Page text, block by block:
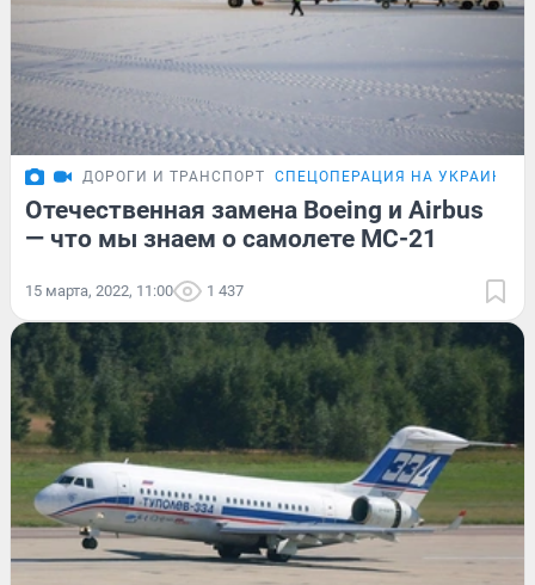
ДОРОГИ И ТРАНСПОРТ СПЕЦОПЕРАЦИЯ НА УКРАИНЕ
Отечественная замена Boeing и Airbus
— что мы знаем о самолете МС-21
15 марта, 2022, 11:00 1 437